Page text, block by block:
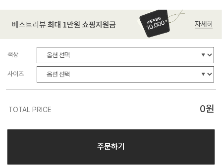
색상
사이즈
TOTAL PRICE 0원
주문하기